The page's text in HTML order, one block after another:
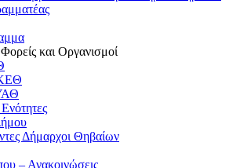
και Οργανισμοί
Δήμαρχοι Θηβαίων
– Ανακοινώσεις